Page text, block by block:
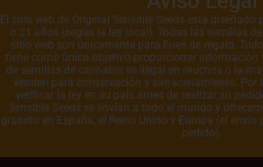
El sitio web de Original Sensible Seeds está diseñado
o 21 años (según la ley local). Todas las semillas
sitio web son únicamente para fines de regalo.
tiene como único objetivo proporcionar información
de semillas de cannabis es ilegal en muchos o la
venden para conservación y almacenamiento. Por
verificar la ley en su país antes de realizar su
Sensible Seeds se envían a todo el mundo y
gratuito en España, el Reino Unido y Europa (el
pedido).